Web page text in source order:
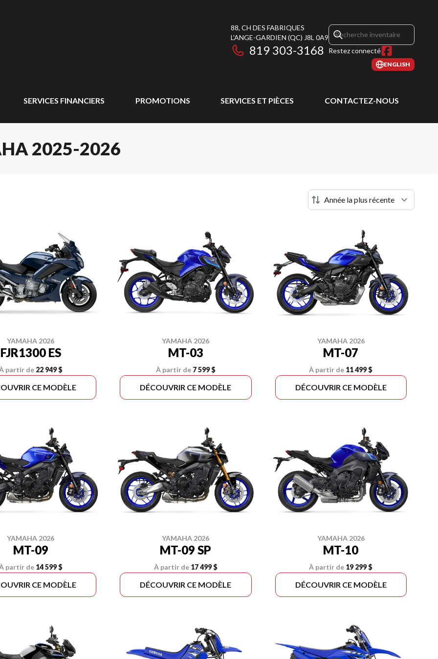
88, CH DES FABRIQUES
L'ANGE-GARDIEN (QC) J8L 0A9
819 303-3168 Restez connecté
ENGLISH
SERVICES FINANCIERS PROMOTIONS SERVICES ET PIÈCES CONTACTEZ-NOUS
2025-2026
YAMAHA 2026
FJR1300 ES
partir de 22 949 $
CE MODÈLE
YAMAHA 2026
MT-03
À partir de 7 599 $
DÉCOUVRIR CE MODÈLE
YAMAHA 2026
MT-07
À partir de 11 499 $
DÉCOUVRIR CE MODÈLE
YAMAHA 2026
MT-09
partir de 14 599 $
CE MODÈLE
YAMAHA 2026
MT-09 SP
À partir de 17 499 $
DÉCOUVRIR CE MODÈLE
YAMAHA 2026
MT-10
À partir de 19 299 $
DÉCOUVRIR CE MODÈLE